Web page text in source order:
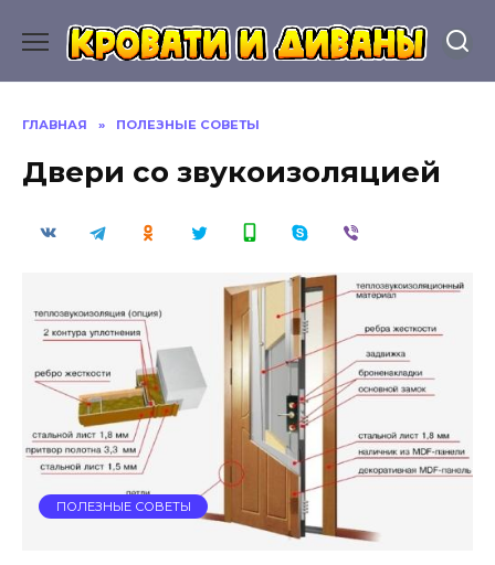
содержанию
ГЛАВНАЯ » ПОЛЕЗНЫЕ СОВЕТЫ
Двери со звукоизоляцией
ПОЛЕЗНЫЕ СОВЕТЫ